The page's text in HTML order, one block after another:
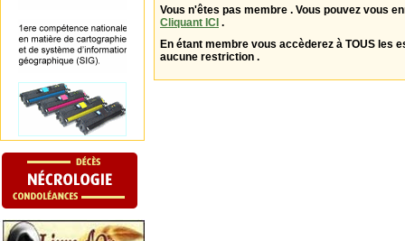
Vous n'êtes pas membre . Vous pouvez vous
Cliquant ICI .
En étant membre vous accèderez à TOUS les
aucune restriction .